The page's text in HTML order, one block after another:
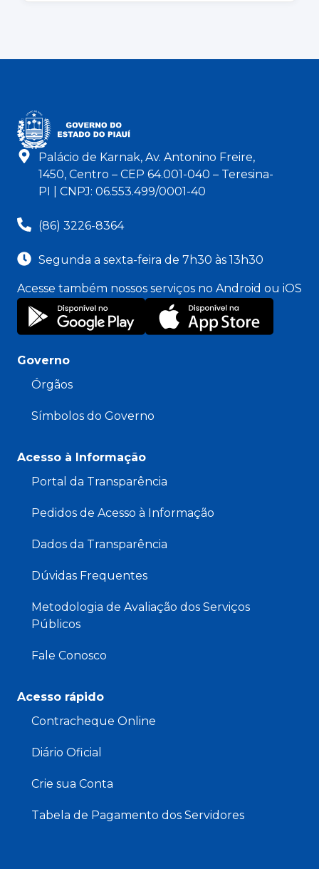
Palácio de Karnak, Av. Antonino Freire,
1450, Centro – CEP 64.001-040 – Teresina-
PI | CNPJ: 06.553.499/0001-40
(86) 3226-8364
Segunda a sexta-feira de 7h30 às 13h30
Acesse também nossos serviços no Android ou iOS
Governo
Órgãos
Símbolos do Governo
Acesso à Informação
Portal da Transparência
Pedidos de Acesso à Informação
Dados da Transparência
Dúvidas Frequentes
Metodologia de Avaliação dos Serviços
Públicos
Fale Conosco
Acesso rápido
Contracheque Online
Diário Oficial
Crie sua Conta
Tabela de Pagamento dos Servidores